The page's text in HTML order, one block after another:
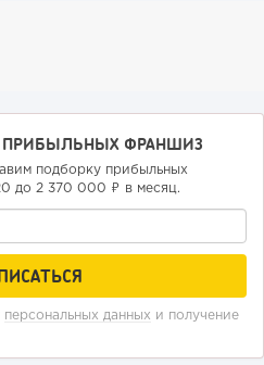
ПРИБЫЛЬНЫХ ФРАНШИЗ
подборку прибыльных
до 2 370 000 ₽ в месяц.
персональных данных и получение